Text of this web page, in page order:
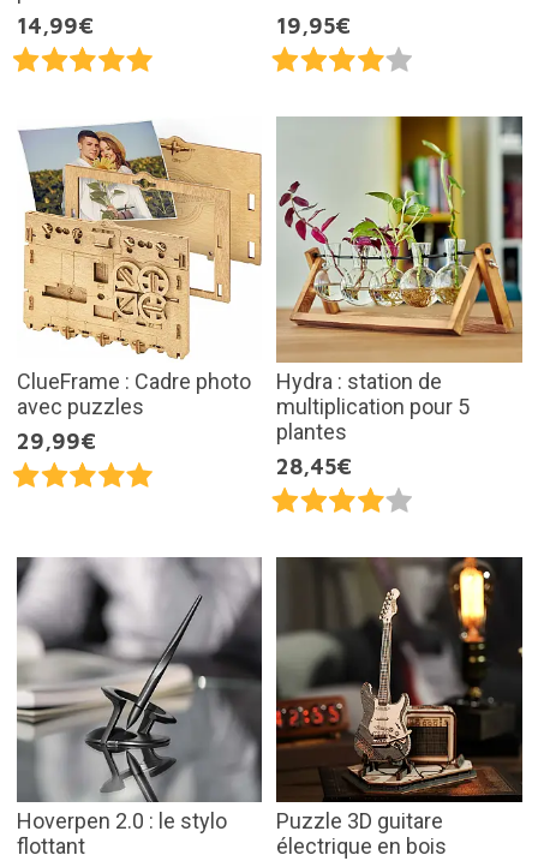
14,99€
19,95€
ClueFrame : Cadre photo
avec puzzles
29,99€
Hydra : station de
multiplication pour 5
plantes
28,45€
Hoverpen 2.0 : le stylo
flottant
Puzzle 3D guitare
électrique en bois